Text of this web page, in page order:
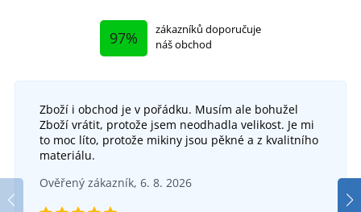
97%
zákazníků doporučuje
náš obchod
Zboží i obchod je v pořádku. Musím ale bohužel
Zboží vrátit, protože jsem neodhadla velikost. Je mi
to moc líto, protože mikiny jsou pěkné a z kvalitního
materiálu.
Ověřený zákazník, 6. 8. 2026